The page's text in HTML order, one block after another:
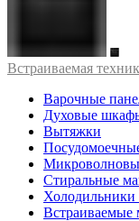
Встраиваемая
Варочные
Духовые
Вытяжки
Стиральные
Холодильники